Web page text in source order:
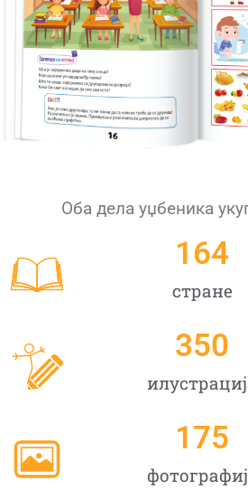
Оба дела уџбеника
стране
164
350
175